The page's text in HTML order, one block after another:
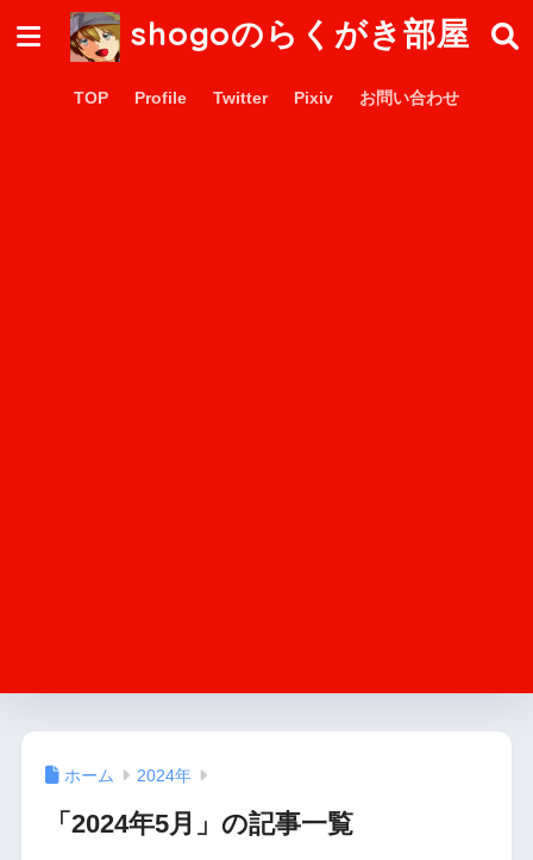
shogoのらくがき部屋
TOP Profile Twitter Pixiv お問い合わせ
ホーム 2024年
「2024年5月」の記事一覧